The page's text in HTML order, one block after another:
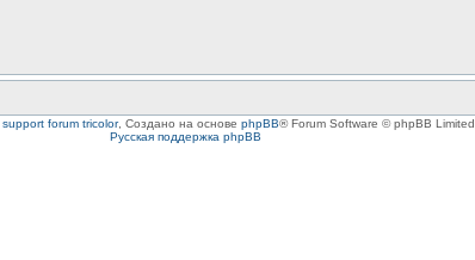
support forum tricolor, Создано на основе phpBB® Forum Software © phpBB Limited
Русская поддержка phpBB